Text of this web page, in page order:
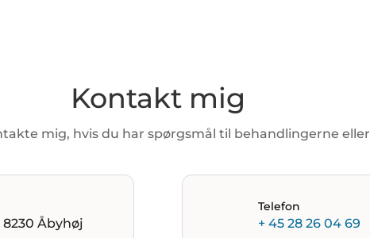
Kontakt mig
mig, hvis du har spørgsmål til behandlingerne eller
Åbyhøj
Telefon
+ 45 28 26 04 69